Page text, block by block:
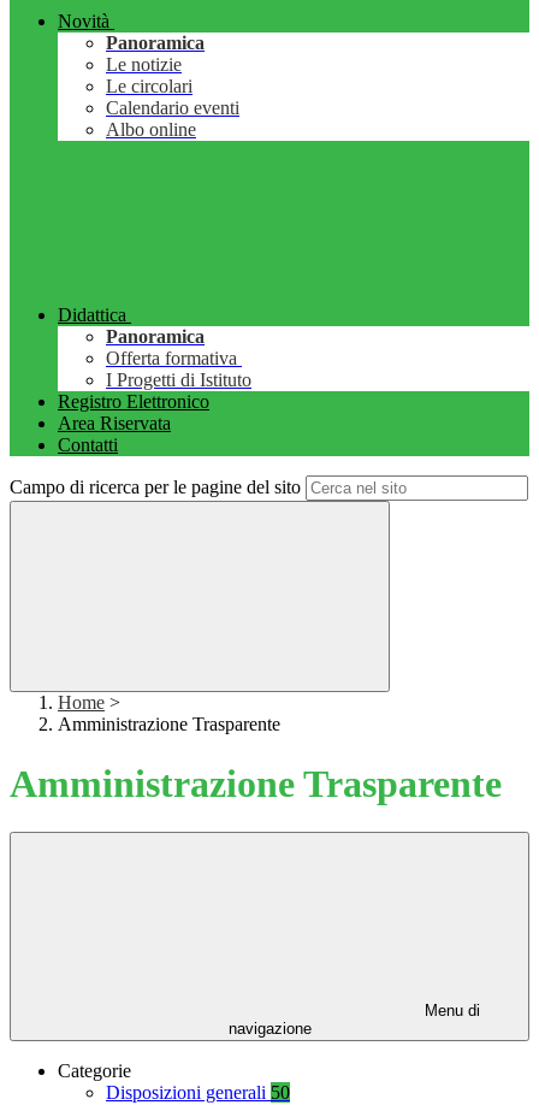
Novità
Panoramica
Le notizie
Le circolari
Calendario eventi
Albo online
Didattica
Panoramica
Offerta formativa
I Progetti di Istituto
Registro Elettronico
Area Riservata
Contatti
Campo di ricerca per le pagine del sito
Home >
Amministrazione Trasparente
Amministrazione Trasparente
Menu di
navigazione
Categorie
Disposizioni generali 50